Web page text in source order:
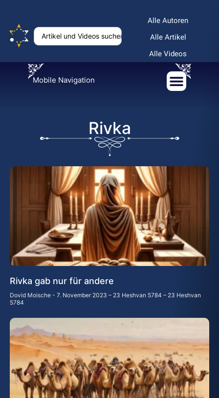
Alle Autoren
Alle Artikel
Alle Videos
Mobile Navigation
Rivka
Rivka gab nur für andere
Dovid Moische
7. November 2023 – 23 Heshvan 5784 – 23 Heshvan
5784